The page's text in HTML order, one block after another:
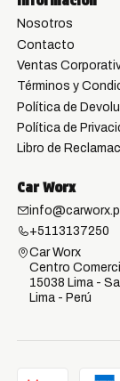
Nosotros
Contacto
Ventas
Términos y
Política de
Política de
Libro de
Car Worx
+5113137250
Car Worx
Centro
15038 Lima -
Lima - Perú